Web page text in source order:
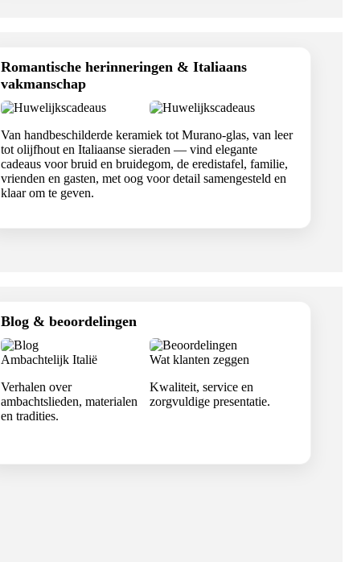
Romantische herinneringen & Italiaans
vakmanschap
Van handbeschilderde keramiek tot Murano-glas, van leer
tot olijfhout en Italiaanse sieraden — vind elegante
cadeaus voor bruid en bruidegom, de eredistafel, familie,
vrienden en gasten, met oog voor detail samengesteld en
klaar om te geven.
Blog & beoordelingen
Ambachtelijk Italië
Verhalen over
ambachtslieden, materialen
en tradities.
Wat klanten zeggen
Kwaliteit, service en
zorgvuldige presentatie.